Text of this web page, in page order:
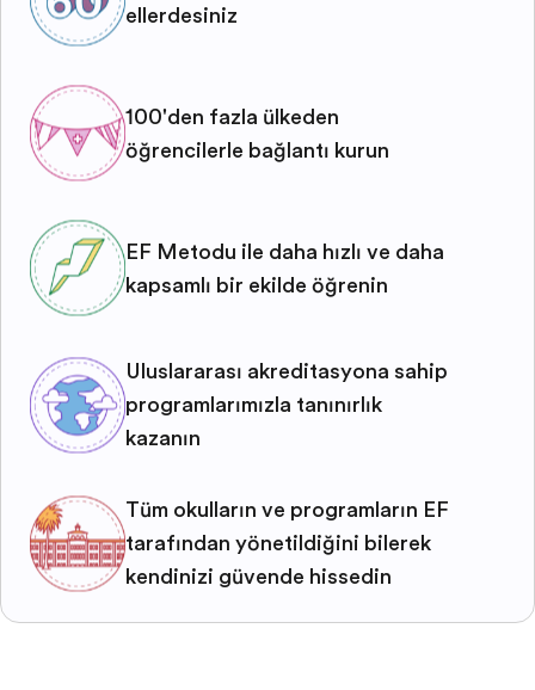
ellerdesiniz
100'den fazla ülkeden
öğrencilerle bağlantı kurun
EF Metodu ile daha hızlı ve daha
kapsamlı bir şekilde öğrenin
Uluslararası akreditasyona sahip
programlarımızla tanınırlık
kazanın
Tüm okulların ve programların EF
tarafından yönetildiğini bilerek
kendinizi güvende hissedin